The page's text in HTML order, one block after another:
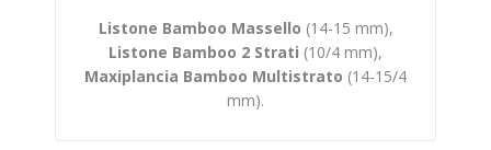
Listone Bamboo Massello (14-15 mm),
Listone Bamboo 2 Strati (10/4 mm),
Maxiplancia Bamboo Multistrato (14-15/4
mm).